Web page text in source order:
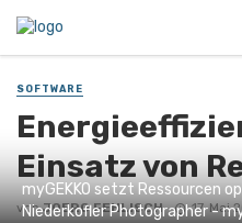
SOFTWARE
Einsatz von
vonJOERG FEHLISCH 17. Mai
myGEKKO setzt Ressourcen
Niederkofler Photographer -